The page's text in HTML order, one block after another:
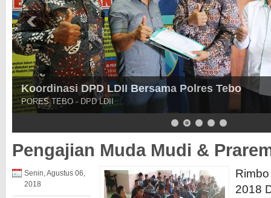
Koordinasi DPD LDII Bersama Polres Tebo
PORES TEBO - DPD LDII
Pengajian Muda Mudi &
Senin, Agustus 06,
2018
2018